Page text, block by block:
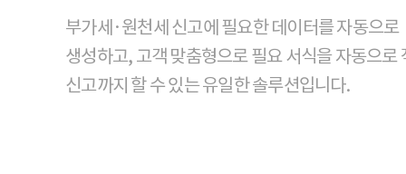
부가세·원천세 신고에 필요한 데이터를 자동으로
생성하고, 고객 맞춤형으로 필요 서식을 자동으로
신고까지 할 수 있는 유일한 솔루션입니다.